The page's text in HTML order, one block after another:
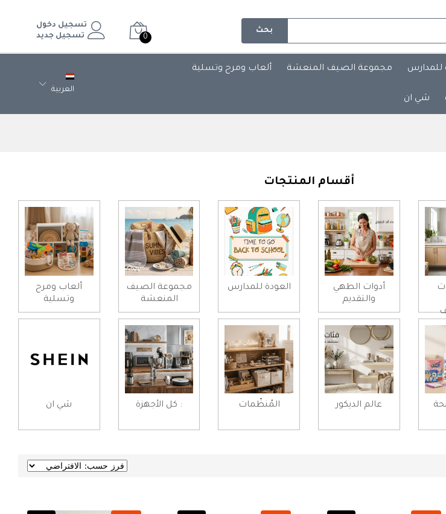
بحث
0
تسجيل دخول
تسجيل جديد
للمدارس مجموعة الصيف المنعشة ألعاب ومرح وتسلية
شي ان
العربية
أقسام المنتجات
أدوات الطهي
والتقديم
العودة للمدارس
مجموعة الصيف
المنعشة
ألعاب ومرح
وتسلية
عالم الديكور المُنظّمات : كل الأجهزة شي ان